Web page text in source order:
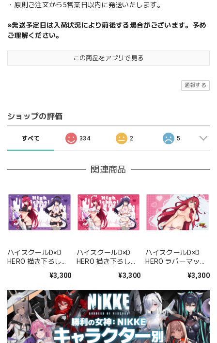
・原則ご注文から5営業日以内に発送いたします。
※発送予定日は入荷状況により前後する場合がございます。予め
ご理解ください。
この商品をアプリで見る
通報する
ショップの評価
すべて 334 2 5
関連商品
ハイスクールD×D
HERO 描き下ろしラ
ス・グレモリー&姫
¥3,300
ハイスクールD×D
HERO 描き下ろしラ
ス・グレモリー&姫
¥3,300
ハイスクールD×D
HERO ラバーマット
¥3,300